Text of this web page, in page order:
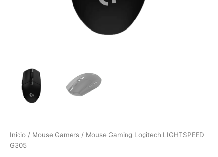
Inicio / Mouse Gamers / Mouse Gaming Logitech LIGHTSPEED
G305